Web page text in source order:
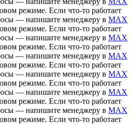
режиме. Если что-то работает
— напишите менеджеру в MAX
режиме. Если что-то работает
— напишите менеджеру в MAX
режиме. Если что-то работает
— напишите менеджеру в MAX
режиме. Если что-то работает
— напишите менеджеру в MAX
режиме. Если что-то работает
— напишите менеджеру в MAX
режиме. Если что-то работает
— напишите менеджеру в MAX
режиме. Если что-то работает